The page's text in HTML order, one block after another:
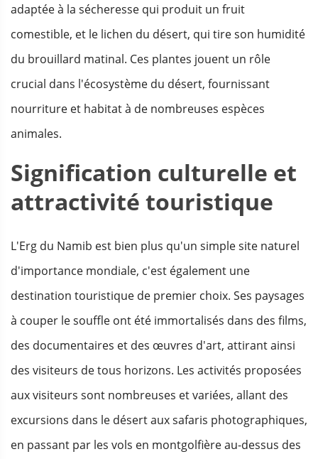
adaptée à la sécheresse qui produit un fruit
comestible, et le lichen du désert, qui tire son humidité
du brouillard matinal. Ces plantes jouent un rôle
crucial dans l'écosystème du désert, fournissant
nourriture et habitat à de nombreuses espèces
animales.
Signification culturelle et
attractivité touristique
L'Erg du Namib est bien plus qu'un simple site naturel
d'importance mondiale, c'est également une
destination touristique de premier choix. Ses paysages
à couper le souffle ont été immortalisés dans des films,
des documentaires et des œuvres d'art, attirant ainsi
des visiteurs de tous horizons. Les activités proposées
aux visiteurs sont nombreuses et variées, allant des
excursions dans le désert aux safaris photographiques,
en passant par les vols en montgolfière au-dessus des